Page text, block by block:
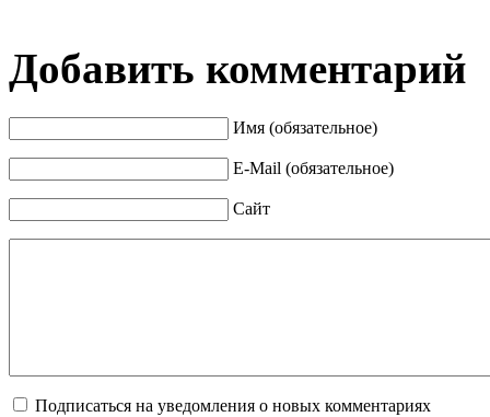
Добавить комментарий
Имя (обязательное)
E-Mail (обязательное)
Сайт
Подписаться на уведомления о новых комментариях